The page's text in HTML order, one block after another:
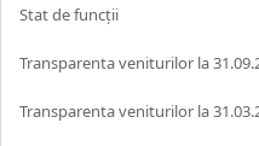
Stat de funcții
Transparenta veniturilor la
Transparenta veniturilor la